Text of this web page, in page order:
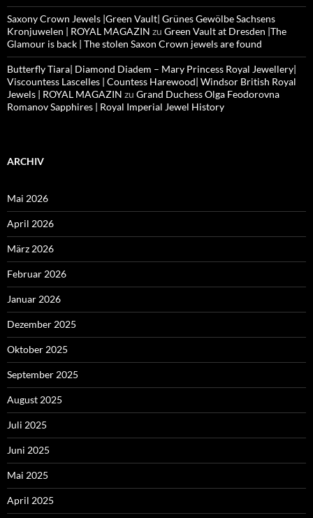
Saxony Crown Jewels |Green Vault| Grünes Gewölbe Sachsens
Kronjuwelen | ROYAL MAGAZIN zu Green Vault at Dresden |The
Glamour is back | The stolen Saxon Crown jewels are found
Butterfly Tiara| Diamond Diadem – Mary Princess Royal Jewellery|
Viscountess Lascelles | Countess Harewood| Windsor British Royal
Jewels | ROYAL MAGAZIN zu Grand Duchess Olga Feodorovna
Romanov Sapphires | Royal Imperial Jewel History
ARCHIV
Mai 2026
April 2026
März 2026
Februar 2026
Januar 2026
Dezember 2025
Oktober 2025
September 2025
August 2025
Juli 2025
Juni 2025
Mai 2025
April 2025